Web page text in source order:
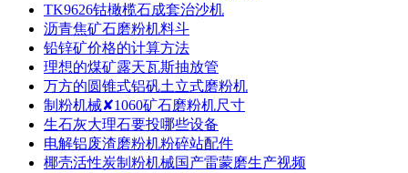
TK9626钴橄榄石成套治沙机
沥青焦矿石磨粉机料斗
铅锌矿价格的计算方法
理想的煤矿露天瓦斯抽放管
万方的圆锥式铝矾土立式磨粉机
制粉机械✘1060矿石磨粉机尺寸
生石灰大理石要投哪些设备
电解铝废渣磨粉机粉碎站配件
椰壳活性炭制粉机械国产雷蒙磨生产视频